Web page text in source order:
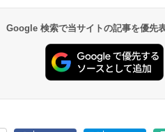
Google 検索で当サイトの記事を優先